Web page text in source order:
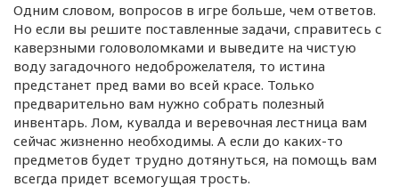
Одним словом, вопросов в игре больше, чем ответов.
Но если вы решите поставленные задачи, справитесь с
каверзными головоломками и выведите на чистую
воду загадочного недоброжелателя, то истина
предстанет пред вами во всей красе. Только
предварительно вам нужно собрать полезный
инвентарь. Лом, кувалда и веревочная лестница вам
сейчас жизненно необходимы. А если до каких-то
предметов будет трудно дотянуться, на помощь вам
всегда придет всемогущая трость.